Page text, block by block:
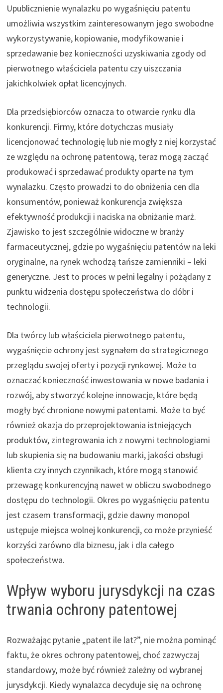
Upublicznienie wynalazku po wygaśnięciu patentu
umożliwia wszystkim zainteresowanym jego swobodne
wykorzystywanie, kopiowanie, modyfikowanie i
sprzedawanie bez konieczności uzyskiwania zgody od
pierwotnego właściciela patentu czy uiszczania
jakichkolwiek opłat licencyjnych.
Dla przedsiębiorców oznacza to otwarcie rynku dla
konkurencji. Firmy, które dotychczas musiały
licencjonować technologię lub nie mogły z niej korzystać
ze względu na ochronę patentową, teraz mogą zacząć
produkować i sprzedawać produkty oparte na tym
wynalazku. Często prowadzi to do obniżenia cen dla
konsumentów, ponieważ konkurencja zwiększa
efektywność produkcji i naciska na obniżanie marż.
Zjawisko to jest szczególnie widoczne w branży
farmaceutycznej, gdzie po wygaśnięciu patentów na leki
oryginalne, na rynek wchodzą tańsze zamienniki – leki
generyczne. Jest to proces w pełni legalny i pożądany z
punktu widzenia dostępu społeczeństwa do dóbr i
technologii.
Dla twórcy lub właściciela pierwotnego patentu,
wygaśnięcie ochrony jest sygnałem do strategicznego
przeglądu swojej oferty i pozycji rynkowej. Może to
oznaczać konieczność inwestowania w nowe badania i
rozwój, aby stworzyć kolejne innowacje, które będą
mogły być chronione nowymi patentami. Może to być
również okazja do przeprojektowania istniejących
produktów, zintegrowania ich z nowymi technologiami
lub skupienia się na budowaniu marki, jakości obsługi
klienta czy innych czynnikach, które mogą stanowić
przewagę konkurencyjną nawet w obliczu swobodnego
dostępu do technologii. Okres po wygaśnięciu patentu
jest czasem transformacji, gdzie dawny monopol
ustępuje miejsca wolnej konkurencji, co może przynieść
korzyści zarówno dla biznesu, jak i dla całego
społeczeństwa.
Wpływ wyboru jurysdykcji na czas
trwania ochrony patentowej
Rozważając pytanie „patent ile lat?”, nie można pominąć
faktu, że okres ochrony patentowej, choć zazwyczaj
standardowy, może być również zależny od wybranej
jurysdykcji. Kiedy wynalazca decyduje się na ochronę